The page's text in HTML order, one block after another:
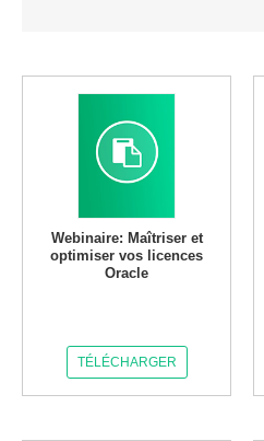
Webinaire: Maîtriser et
optimiser vos licences
Oracle
TÉLÉCHARGER